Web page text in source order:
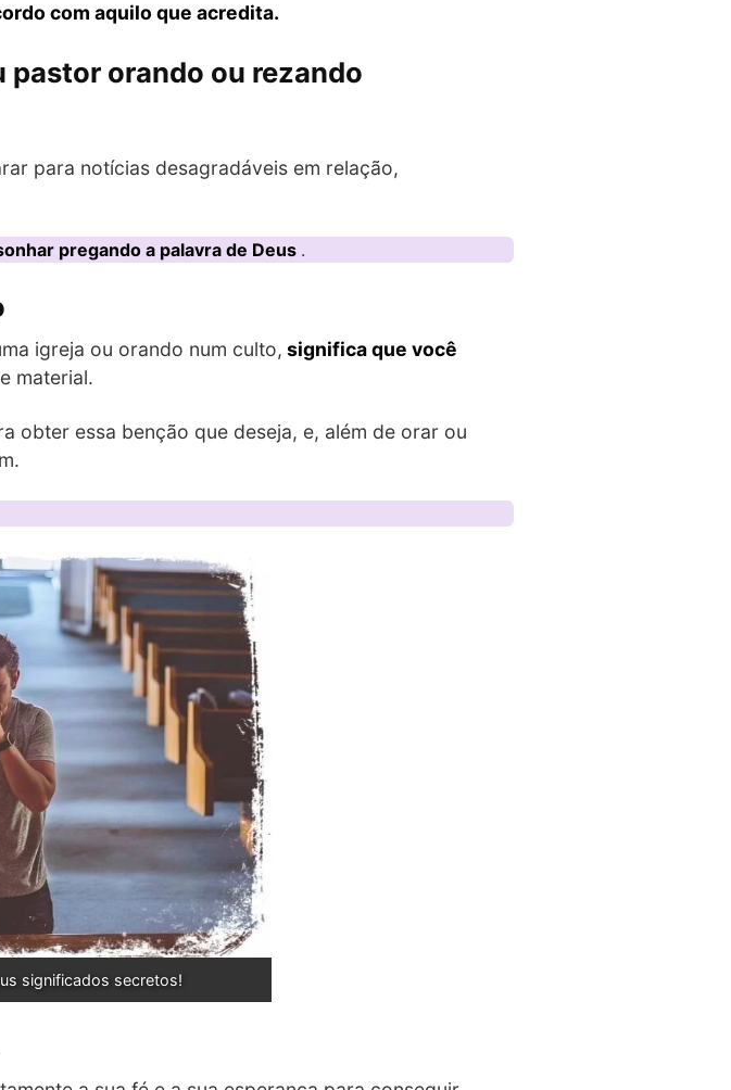
com aquilo que acredita.
pastor orando ou rezando
para notícias desagradáveis em relação,
pregando a palavra de Deus .
igreja ou orando num culto, significa que você
material.
obter essa benção que deseja, e, além de orar ou
significados secretos!